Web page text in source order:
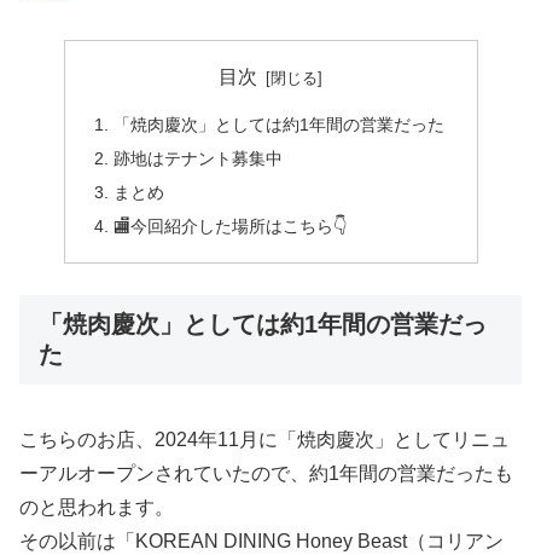
目次
「焼肉慶次」としては約1年間の営業だった
跡地はテナント募集中
まとめ
🏬今回紹介した場所はこちら👇
「焼肉慶次」としては約1年間の営業だっ
た
こちらのお店、2024年11月に「焼肉慶次」としてリニュ
ーアルオープンされていたので、約1年間の営業だったも
のと思われます。
その以前は「KOREAN DINING Honey Beast（コリアン